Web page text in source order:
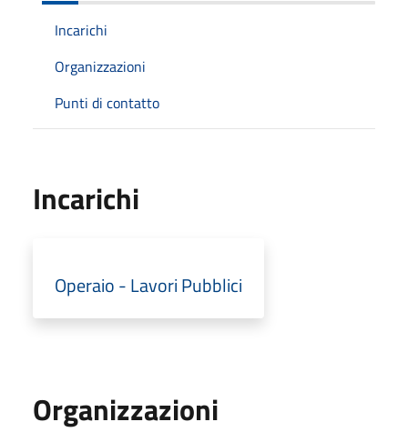
Incarichi
Organizzazioni
Punti di contatto
Incarichi
Operaio - Lavori Pubblici
Organizzazioni